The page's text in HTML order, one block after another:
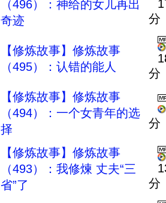
（496）：神给的女儿再出
奇迹
分
【修炼故事】修炼故事
（495）：认错的能人
分
【修炼故事】修炼故事
（494）：一个女青年的选
择
分
【修炼故事】修炼故事
（493）：我修煉 丈夫“三
省”了
分